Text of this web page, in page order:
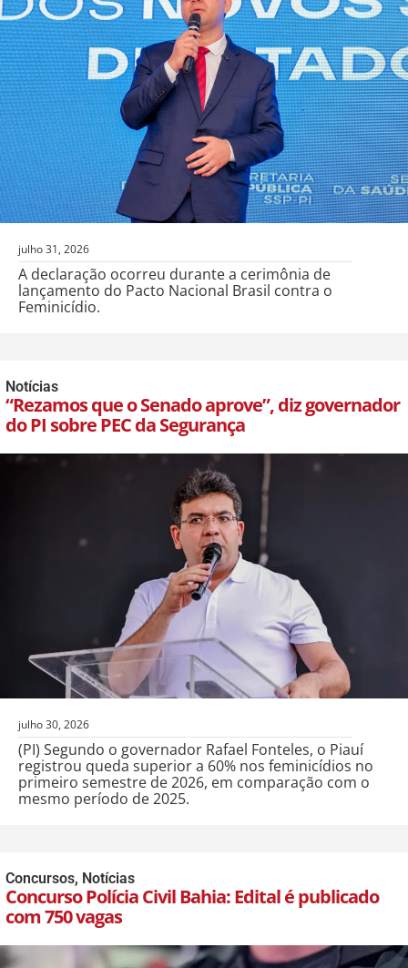
julho 31, 2026
A declaração ocorreu durante a cerimônia de
lançamento do Pacto Nacional Brasil contra o
Feminicídio.
Notícias
“Rezamos que o Senado aprove”, diz governador
do PI sobre PEC da Segurança
julho 30, 2026
(PI) Segundo o governador Rafael Fonteles, o Piauí
registrou queda superior a 60% nos feminicídios no
primeiro semestre de 2026, em comparação com o
mesmo período de 2025.
Concursos, Notícias
Concurso Polícia Civil Bahia: Edital é publicado
com 750 vagas